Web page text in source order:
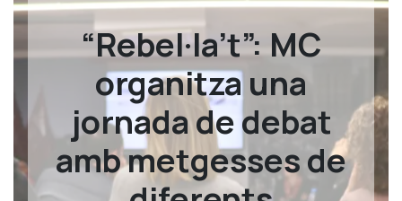
“Rebel·la’t”: MC
organitza una
jornada de debat
amb metgesses de